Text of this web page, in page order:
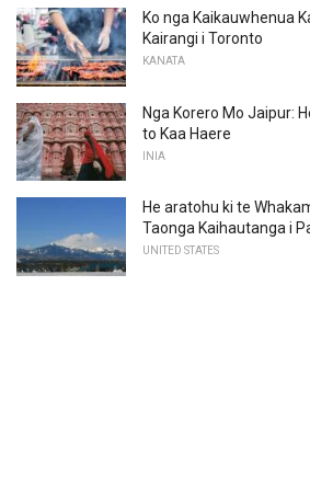
Ko nga Kaikauwhenua
Kairangi i Toronto
KANATA
Nga Korero Mo Jaipur:
to Kaa Haere
INIA
He aratohu ki te
Taonga Kaihautanga i
UNITED STATES